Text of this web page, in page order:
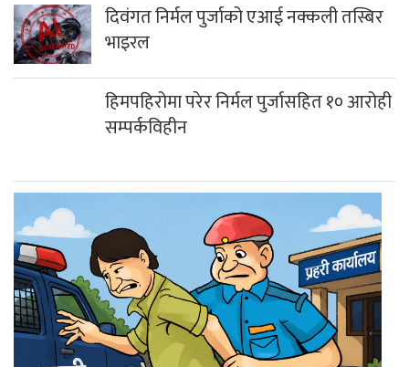
दिवंगत निर्मल पुर्जाको एआई नक्कली तस्बिर
भाइरल
हिमपहिरोमा परेर निर्मल पुर्जासहित १० आरोही
सम्पर्कविहीन